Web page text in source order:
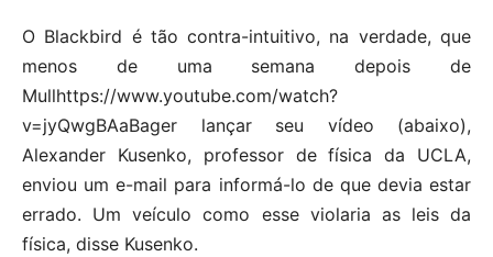
O Blackbird é tão contra-intuitivo, na verdade, que
menos de uma semana depois de
Mullhttps://www.youtube.com/watch?
v=jyQwgBAaBager lançar seu vídeo (abaixo),
Alexander Kusenko, professor de física da UCLA,
enviou um e-mail para informá-lo de que devia estar
errado. Um veículo como esse violaria as leis da
física, disse Kusenko.